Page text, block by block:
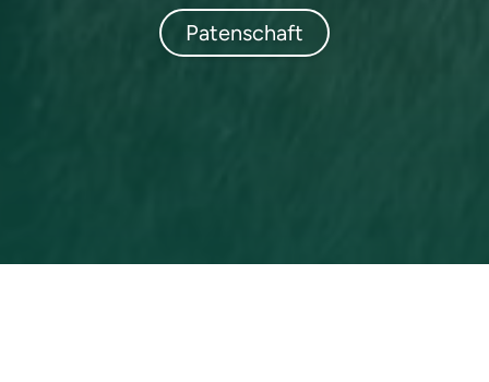
Patenschaft